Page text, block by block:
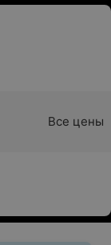
Все цены